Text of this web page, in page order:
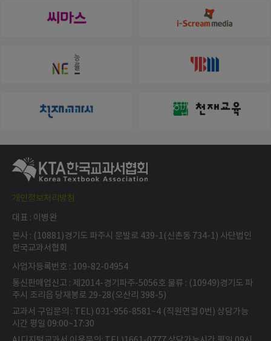
개인정보처리방침
대표 : 이병완
본사 : (10881)경기도 파주시 문발로 439-1(신촌동 734-1) 사단법인
한국교과서협회
사업자등록번호 : 109-82-04954
통신판매업신고 : 제2014-경기파주-5056호 물류 : (10949)경기도 파
주시 조리읍 당재봉로 29-28(오산리 398-5)
교과서 구입문의 : TEL) 031-956-8581~4 (직원연결 0번) 상담가능
시간 평일 09:00~17:30